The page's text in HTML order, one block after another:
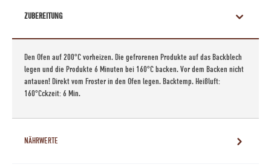
ZUBEREITUNG
Den Ofen auf 200°C vorheizen. Die gefrorenen Produkte auf das Backblech
legen und die Produkte 6 Minuten bei 160°C backen. Vor dem Backen nicht
antauen! Direkt vom Froster in den Ofen legen. Backtemp. Heißluft:
160°Cckzeit: 6 Min.
NÄHRWERTE